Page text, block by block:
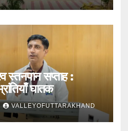
स्तनपान सप्ताह :
घातक
VALLEYOFUTTARAKHAND